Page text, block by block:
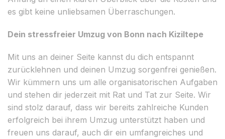
es gibt keine unliebsamen Überraschungen.
Dein stressfreier Umzug von Bonn nach Kiziltepe
Mit uns an deiner Seite kannst du dich entspannt
zurücklehnen und deinen Umzug sorgenfrei genießen.
Wir kümmern uns um alle organisatorischen Aufgaben
und stehen dir jederzeit mit Rat und Tat zur Seite. Wir
sind stolz darauf, dass wir bereits zahlreiche Kunden
erfolgreich bei ihrem Umzug unterstützt haben und
freuen uns darauf, auch dir ein umfangreiches und